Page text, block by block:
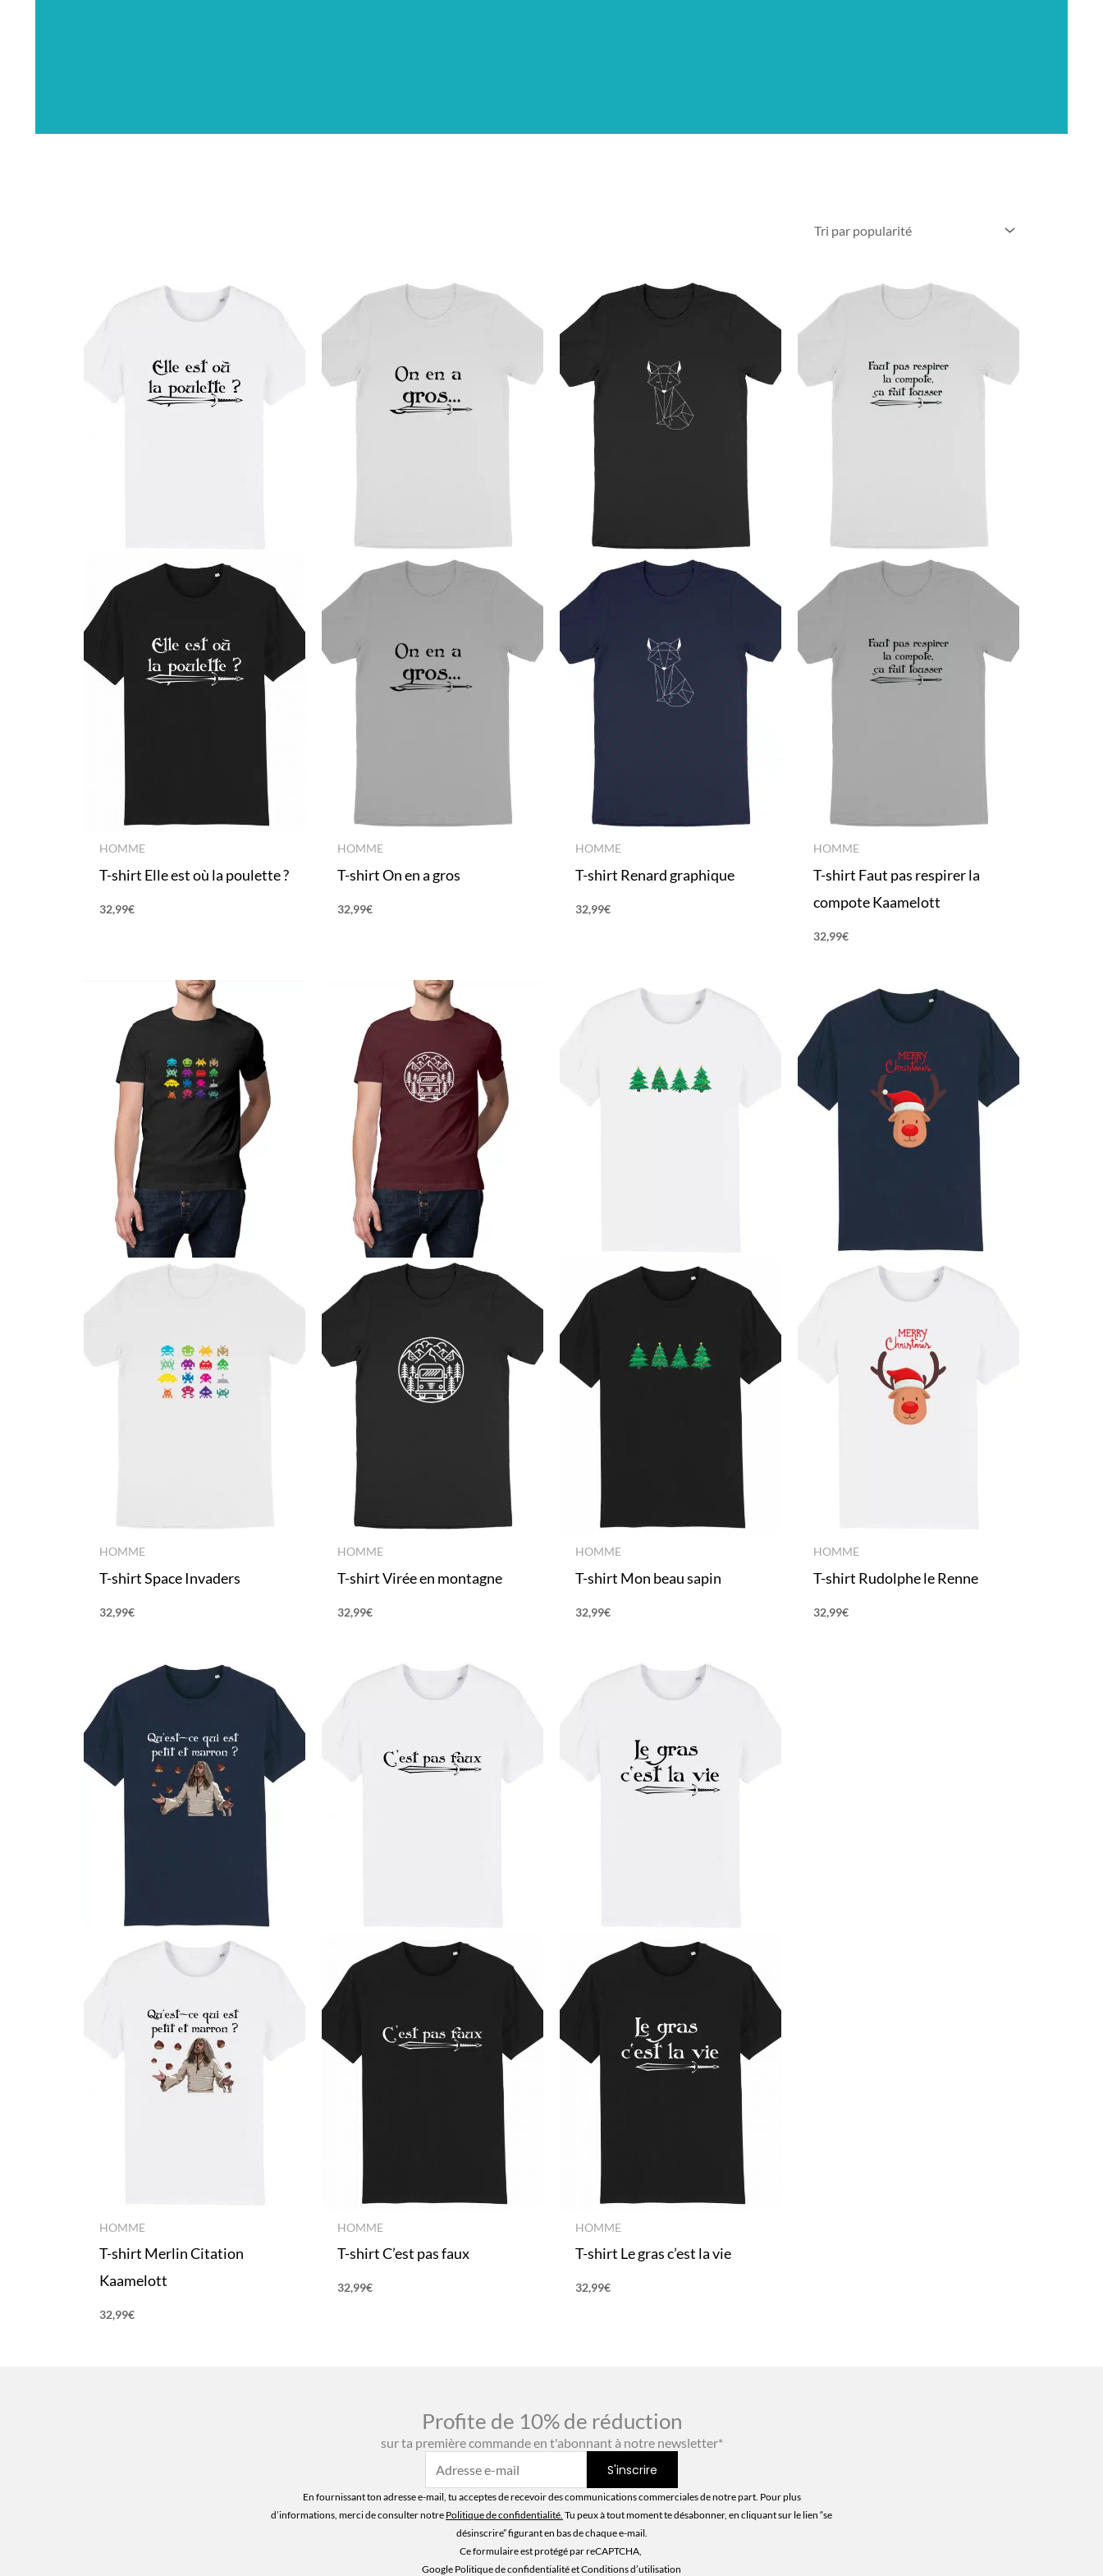
HOMME
T-shirt Elle est où la poulette ?
32,99€
HOMME
T-shirt On en a gros
32,99€
HOMME
T-shirt Renard graphique
32,99€
HOMME
T-shirt Faut pas respirer la
compote Kaamelott
32,99€
HOMME
T-shirt Space Invaders
32,99€
HOMME
T-shirt Virée en montagne
32,99€
HOMME
T-shirt Mon beau sapin
32,99€
HOMME
T-shirt Rudolphe le Renne
32,99€
HOMME
T-shirt Merlin Citation
Kaamelott
32,99€
HOMME
T-shirt C’est pas faux
32,99€
HOMME
T-shirt Le gras c’est la vie
32,99€
Profite de 10% de réduction
sur ta première commande en t'abonnant à notre newsletter*
En fournissant ton adresse e-mail, tu acceptes de recevoir des communications commerciales de notre part. Pour plus
d’informations, merci de consulter notre Politique de confidentialité. Tu peux à tout moment te désabonner, en cliquant sur le lien “se
désinscrire” figurant en bas de chaque e-mail.
Ce formulaire est protégé par reCAPTCHA,
Google Politique de confidentialitéet Conditions d’utilisation